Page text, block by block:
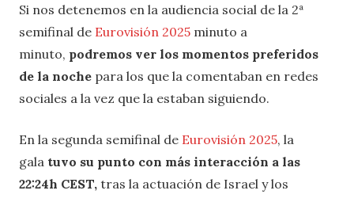
Si nos detenemos en la audiencia social de la 2ª
semifinal de Eurovisión 2025 minuto a
minuto, podremos ver los momentos preferidos
de la noche para los que la comentaban en redes
sociales a la vez que la estaban siguiendo.
En la segunda semifinal de Eurovisión 2025, la
gala tuvo su punto con más interacción a las
22:24h CEST, tras la actuación de Israel y los